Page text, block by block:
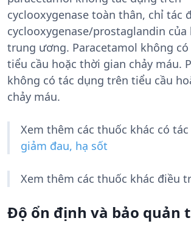
cyclooxygenase toàn thân, chỉ tác
cyclooxygenase/prostaglandin
trung ương. Paracetamol không
tiểu cầu hoặc thời gian chảy máu.
không có tác dụng trên tiểu cầu
chảy máu.
Xem thêm các thuốc khác có
giảm đau, hạ sốt
Xem thêm các thuốc khác điều
Độ ổn định và bảo quản